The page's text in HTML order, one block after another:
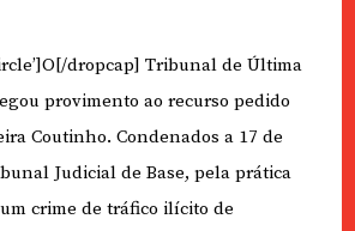
dropcap] Tribunal de Última
provimento ao recurso pedido
Coutinho. Condenados a 17 de
Judicial de Base, pela prática
crime de tráfico ilícito de